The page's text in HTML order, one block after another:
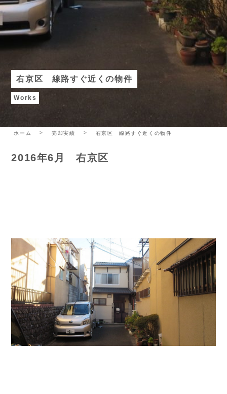
右京区 線路すぐ近くの物件
Works
ホーム 売却実績 右京区 線路すぐ近くの物件
2016年6月 右京区